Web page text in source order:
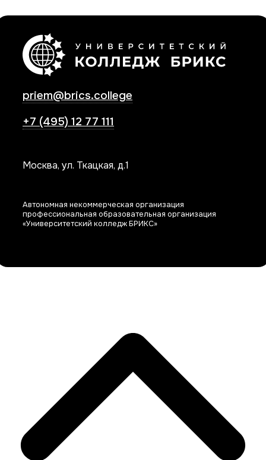
priem@brics.college
+7 (495) 12 77 111
Москва, ул. Ткацкая, д.1
Автономная некоммерческая организация
профессиональная образовательная организация
«Университетский колледж БРИКС»